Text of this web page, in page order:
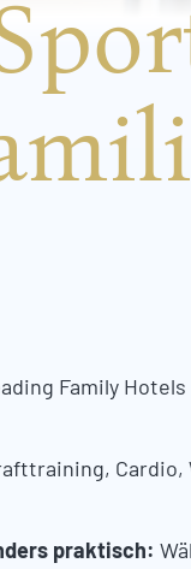
Family
praktisch: